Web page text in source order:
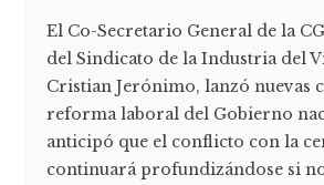
El Co-Secretario General de la
del Sindicato de la Industria del
Cristian Jerónimo, lanzó nuevas
reforma laboral del Gobierno
anticipó que el conflicto con la
continuará profundizándose si